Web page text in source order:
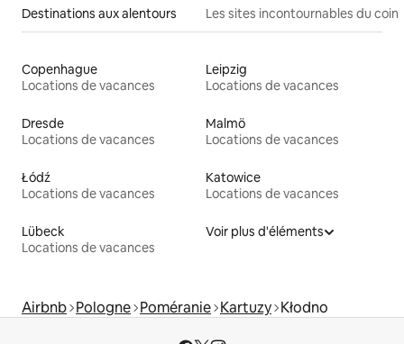
Destinations aux alentours Les sites incontournables du coin
Copenhague
Locations de vacances
Leipzig
Locations de vacances
Dresde
Locations de vacances
Malmö
Locations de vacances
Łódź
Locations de vacances
Katowice
Locations de vacances
Lübeck
Locations de vacances
Voir plus d'éléments
Airbnb Pologne Poméranie Kartuzy Kłodno